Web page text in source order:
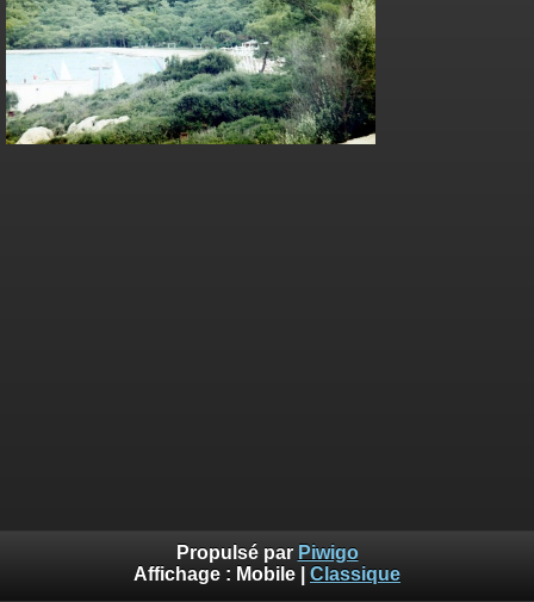
Propulsé par Piwigo
Affichage : Mobile Classique